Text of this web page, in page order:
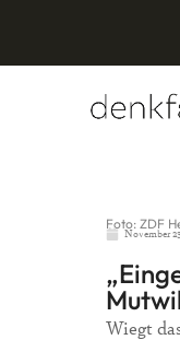
Foto: ZDF
November
Wiegt